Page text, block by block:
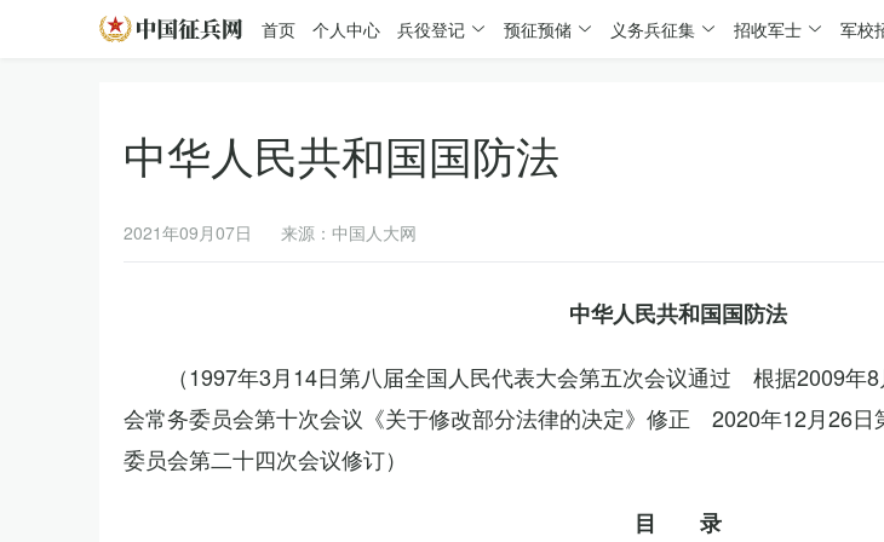
首页 个人中心 兵役登记 预征预储 义务兵征集 招收军士 军校
中华人民共和国国防法
2021年09月07日 来源：中国人大网
中华人民共和国国防法
（1997年3月14日第八届全国人民代表大会第五次会议通过 根据2009年
会常务委员会第十次会议《关于修改部分法律的决定》修正 2020年12月26日
委员会第二十四次会议修订）
目 录